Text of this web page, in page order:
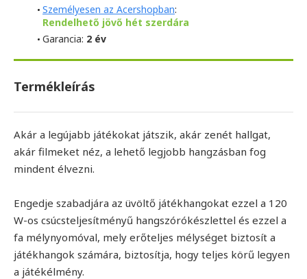
Személyesen az Acershopban:
Rendelhető jövő hét szerdára
Garancia: 2 év
Termékleírás
Akár a legújabb játékokat játszik, akár zenét hallgat,
akár filmeket néz, a lehető legjobb hangzásban fog
mindent élvezni.
Engedje szabadjára az üvöltő játékhangokat ezzel a 120
W-os csúcsteljesítményű hangszórókészlettel és ezzel a
fa mélynyomóval, mely erőteljes mélységet biztosít a
játékhangok számára, biztosítja, hogy teljes körű legyen
a játékélmény.